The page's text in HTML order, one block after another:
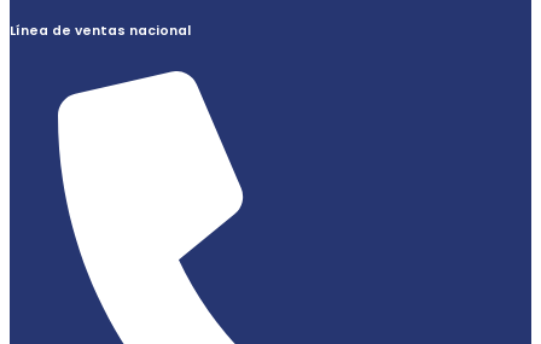
Línea de ventas nacional